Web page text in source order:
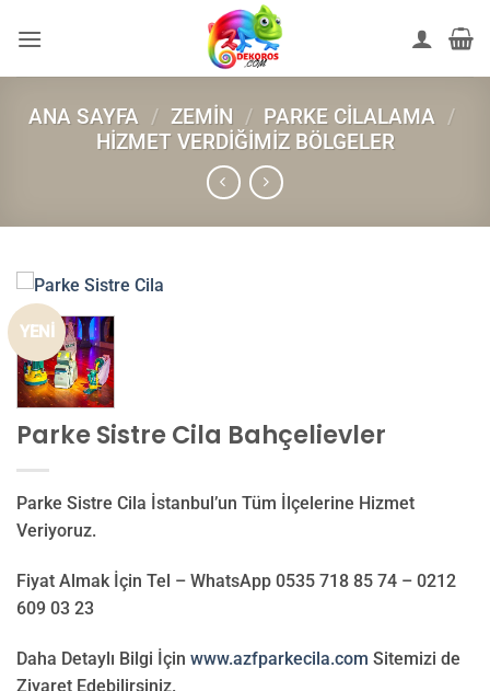
atla
ANA SAYFA / ZEMIN / PARKE CILALAMA /
HIZMET VERDIĞIMIZ BÖLGELER
YENİ
Parke Sistre Cila Bahçelievler
Parke Sistre Cila İstanbul’un Tüm İlçelerine Hizmet
Veriyoruz.
Fiyat Almak İçin Tel – WhatsApp 0535 718 85 74 – 0212
609 03 23
Daha Detaylı Bilgi İçin www.azfparkecila.com Sitemizi de
Ziyaret Edebilirsiniz.